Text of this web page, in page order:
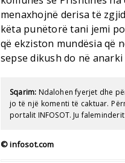
menaxhojnë derisa të
këta punëtorë tani jemi
që ekziston mundësia që
sepse dikush do në
Sqarim: Ndalohen fyerjet dhe
jo të një komenti të caktuar.
portalit INFOSOT. Ju
© infosot.com